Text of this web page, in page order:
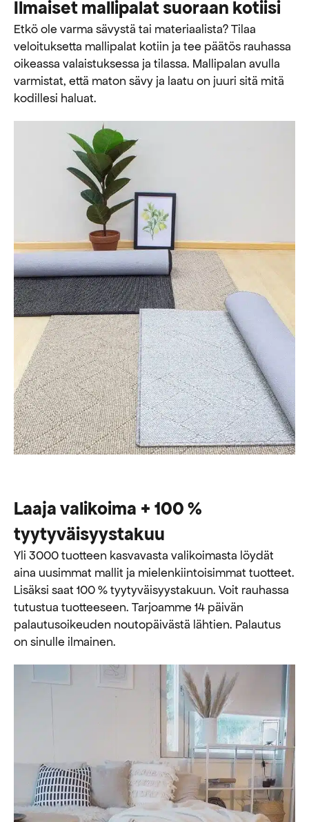
Ilmaiset mallipalat suoraan kotiisi
Etkö ole varma sävystä tai materiaalista? Tilaa
veloituksetta mallipalat kotiin ja tee päätös rauhassa
oikeassa valaistuksessa ja tilassa. Mallipalan avulla
varmistat, että maton sävy ja laatu on juuri sitä mitä
kodillesi haluat.
Laaja valikoima + 100 %
tyytyväisyystakuu
Yli 3000 tuotteen kasvavasta valikoimasta löydät
aina uusimmat mallit ja mielenkiintoisimmat tuotteet.
Lisäksi saat 100 % tyytyväisyystakuun. Voit rauhassa
tutustua tuotteeseen. Tarjoamme 14 päivän
palautusoikeuden noutopäivästä lähtien. Palautus
on sinulle ilmainen.